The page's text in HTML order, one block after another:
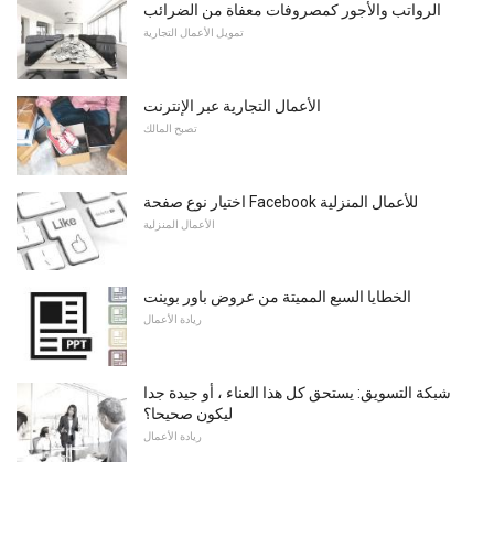
الرواتب والأجور كمصروفات معفاة من الضرائب
تمويل الأعمال التجارية
الأعمال التجارية عبر الإنترنت
تصبح المالك
اختيار نوع صفحة Facebook للأعمال المنزلية
الأعمال المنزلية
الخطايا السبع المميتة من عروض باور بوينت
ريادة الأعمال
شبكة التسويق: يستحق كل هذا العناء ، أو جيدة جدا
ليكون صحيحا؟
ريادة الأعمال